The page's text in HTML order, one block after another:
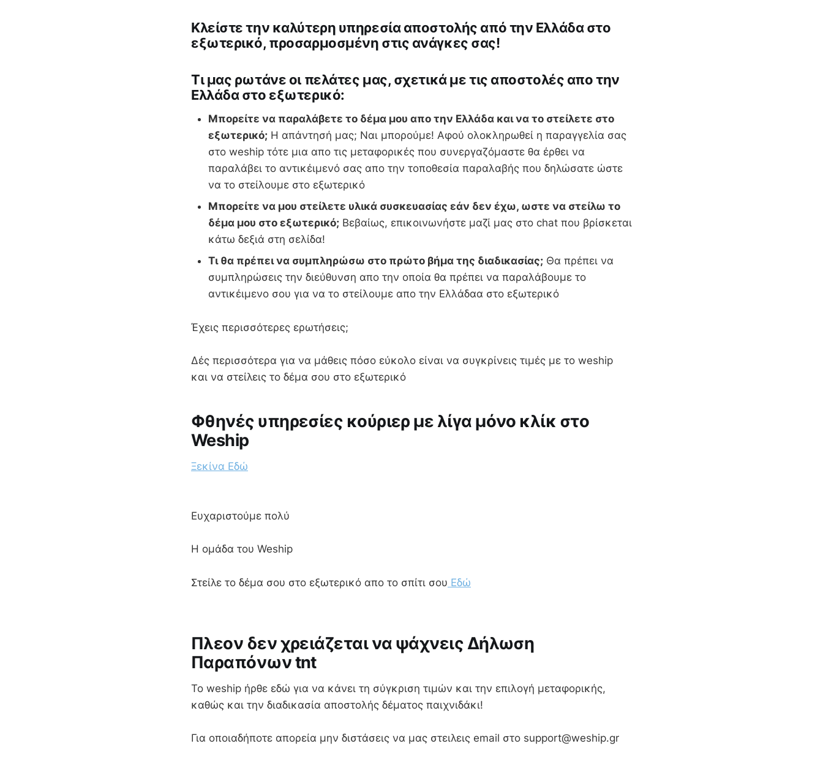
Κλείστε την καλύτερη υπηρεσία αποστολής από την Ελλάδα στο
εξωτερικό, προσαρμοσμένη στις ανάγκες σας!
Tι μας ρωτάνε οι πελάτες μας, σχετικά με τις αποστολές απο την
Ελλάδα στο εξωτερικό:
Μπορείτε να παραλάβετε το δέμα μου απο την Ελλάδα και να το στείλετε στο
εξωτερικό; Η απάντησή μας; Ναι μπορούμε! Αφού ολοκληρωθεί η παραγγελία σας
στο weship τότε μια απο τις μεταφορικές που συνεργαζόμαστε θα έρθει να
παραλάβει το αντικέιμενό σας απο την τοποθεσία παραλαβής που δηλώσατε ώστε
να το στείλουμε στο εξωτερικό
Μπορείτε να μου στείλετε υλικά συσκευασίας εάν δεν έχω, ωστε να στείλω το
δέμα μου στο εξωτερικό; Βεβαίως, επικοινωνήστε μαζί μας στο chat που βρίσκεται
κάτω δεξιά στη σελίδα!
Τι θα πρέπει να συμπληρώσω στο πρώτο βήμα της διαδικασίας; Θα πρέπει να
συμπληρώσεις την διεύθυνση απο την οποία θα πρέπει να παραλάβουμε το
αντικέιμενο σου για να το στείλουμε απο την Ελλάδαα στο εξωτερικό
Έχεις περισσότερες ερωτήσεις;
Δές περισσότερα για να μάθεις πόσο εύκολο είναι να συγκρίνεις τιμές με το weship
και να στείλεις το δέμα σου στο εξωτερικό
Φθηνές υπηρεσίες κούριερ με λίγα μόνο κλίκ στο
Weship
Ξεκίνα Εδώ
Ευχαριστούμε πολύ
Η ομάδα του Weship
Στείλε το δέμα σου στο εξωτερικό απο το σπίτι σου Εδώ
Πλεον δεν χρειάζεται να ψάχνεις Δήλωση
Παραπόνων tnt
To weship ήρθε εδώ για να κάνει τη σύγκριση τιμών και την επιλογή μεταφορικής,
καθώς και την διαδικασία αποστολής δέματος παιχνιδάκι!
Για οποιαδήποτε απορεία μην διστάσεις να μας στειλεις email στο support@weship.gr